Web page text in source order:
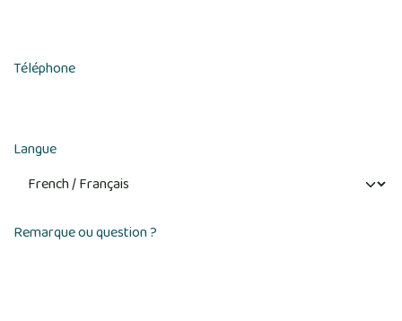
Téléphone
Langue
Remarque ou question ?